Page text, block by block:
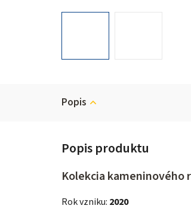
Popis
Kolekcia kameninového
Rok vzniku: 2020